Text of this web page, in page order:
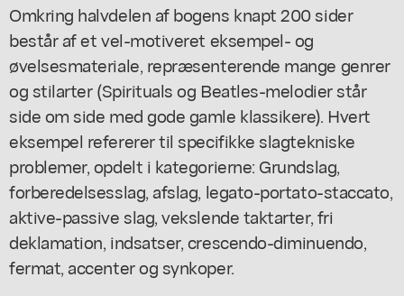
Omkring halvdelen af bogens knapt 200 sider
består af et vel-motiveret eksempel- og
øvelsesmateriale, repræsenterende mange genrer
og stilarter (Spirituals og Beatles-melodier står
side om side med gode gamle klassikere). Hvert
eksempel refererer til specifikke slagtekniske
problemer, opdelt i kategorierne: Grundslag,
forberedelsesslag, afslag, legato-portato-staccato,
aktive-passive slag, vekslende taktarter, fri
deklamation, indsatser, crescendo-diminuendo,
fermat, accenter og synkoper.